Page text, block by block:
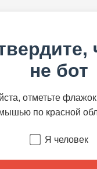
не бот
отметьте
по красной
Я человек